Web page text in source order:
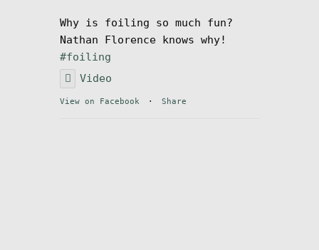
Why is foiling so much fun?
Nathan Florence knows why!
#foiling
Video
View on Facebook · Share